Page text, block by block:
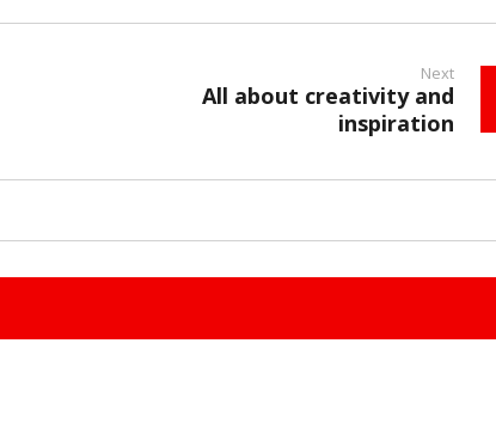
Next
All about creativity and
inspiration